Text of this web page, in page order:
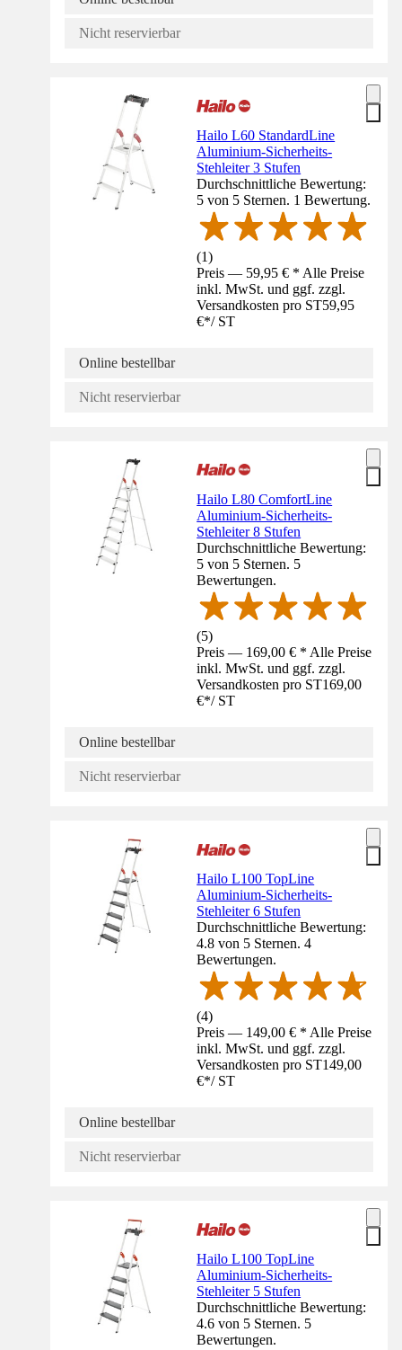
Nicht reservierbar
Hailo L60 StandardLine
Aluminium-Sicherheits-
Stehleiter 3 Stufen
Durchschnittliche Bewertung:
5 von 5 Sternen. 1 Bewertung.
(1)
Preis — 59,95 € * Alle Preise
inkl. MwSt. und ggf. zzgl.
Versandkosten pro ST59,95
€*/ ST
Online bestellbar
Nicht reservierbar
Hailo L80 ComfortLine
Aluminium-Sicherheits-
Stehleiter 8 Stufen
Durchschnittliche Bewertung:
5 von 5 Sternen. 5
Bewertungen.
(5)
Preis — 169,00 € * Alle Preise
inkl. MwSt. und ggf. zzgl.
Versandkosten pro ST169,00
€*/ ST
Online bestellbar
Nicht reservierbar
Hailo L100 TopLine
Aluminium-Sicherheits-
Stehleiter 6 Stufen
Durchschnittliche Bewertung:
4.8 von 5 Sternen. 4
Bewertungen.
(4)
Preis — 149,00 € * Alle Preise
inkl. MwSt. und ggf. zzgl.
Versandkosten pro ST149,00
€*/ ST
Online bestellbar
Nicht reservierbar
Hailo L100 TopLine
Aluminium-Sicherheits-
Stehleiter 5 Stufen
Durchschnittliche Bewertung:
4.6 von 5 Sternen. 5
Bewertungen.